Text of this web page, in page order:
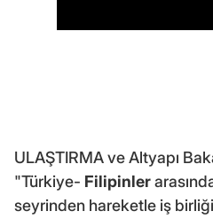
ULAŞTIRMA ve Altyapı
"Türkiye- Filipinler
seyrinden hareketle iş